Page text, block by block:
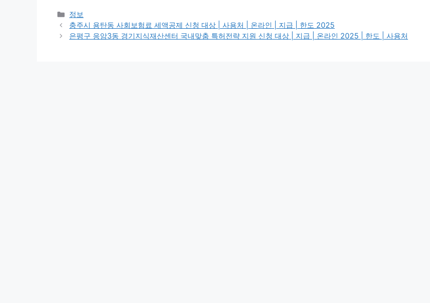
카
테
고
정보
충주시 용탄동 사회보험료 세액공제 신청 대상 | 사용처 | 온라인 | 지급 | 한도 2025
은평구 응암3동 경기지식재산센터 국내맞춤 특허전략 지원 신청 대상 | 지급 | 온라인 2025 | 한도 | 사용처